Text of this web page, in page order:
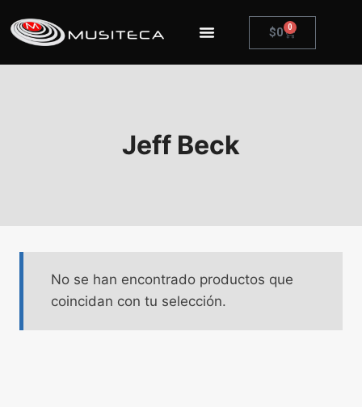
$0 0
Jeff Beck
No se han encontrado productos que
coincidan con tu selección.